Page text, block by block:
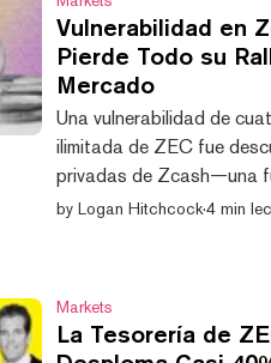
Vulnerabilidad en
Pierde Todo su
Mercado
Una vulnerabilidad de
ilimitada de ZEC fue
privadas de Zcash—una
lo que generó pánico
by Logan Hitchcock·4 min
Markets
La Tesorería de